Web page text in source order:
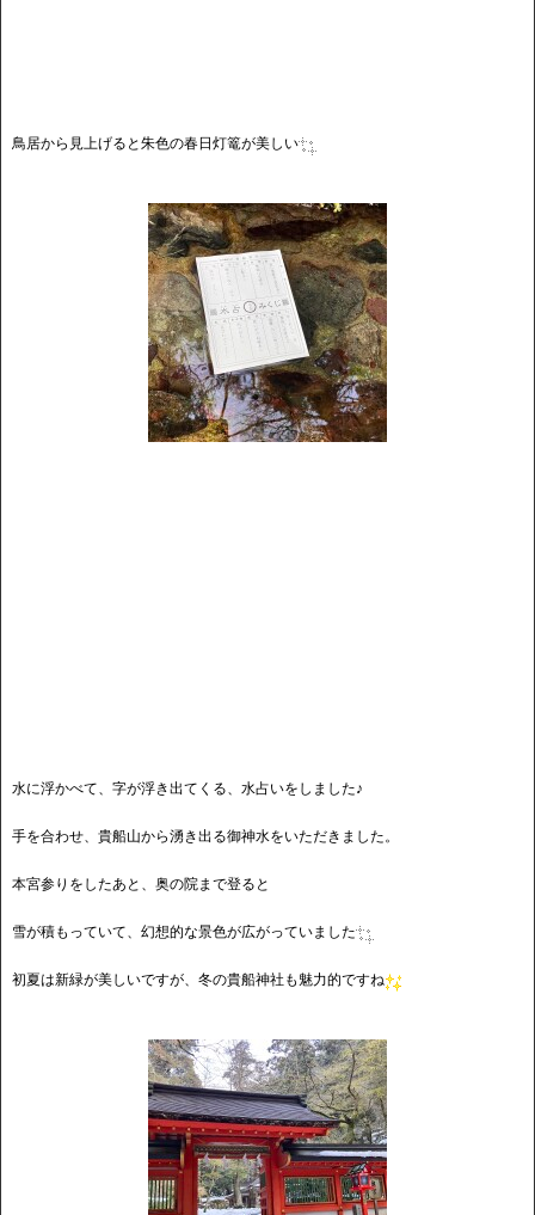
鳥居から見上げると朱色の春日灯篭が美しい
水に浮かべて、字が浮き出てくる、水占いをしました♪
手を合わせ、貴船山から湧き出る御神水をいただきました。
本宮参りをしたあと、奥の院まで登ると
雪が積もっていて、幻想的な景色が広がっていました
初夏は新緑が美しいですが、冬の貴船神社も魅力的ですね